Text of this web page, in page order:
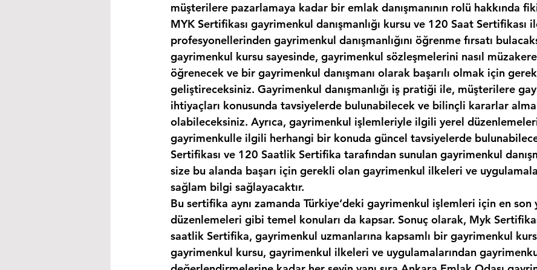
müşterilere pazarlamaya kadar bir emlak danışmanının rolü hakkında
MYK Sertifikası gayrimenkul danışmanlığı kursu ve 120 Saat Sertifikası
profesyonellerinden gayrimenkul danışmanlığını öğrenme fırsatı
gayrimenkul kursu sayesinde, gayrimenkul sözleşmelerini nasıl
öğrenecek ve bir gayrimenkul danışmanı olarak başarılı olmak için
geliştireceksiniz. Gayrimenkul danışmanlığı iş pratiği ile, müşterilere
ihtiyaçları konusunda tavsiyelerde bulunabilecek ve bilinçli kararlar
olabileceksiniz. Ayrıca, gayrimenkul işlemleriyle ilgili yerel
gayrimenkulle ilgili herhangi bir konuda güncel tavsiyelerde
Sertifikası ve 120 Saatlik Sertifika tarafından sunulan gayrimenkul
size bu alanda başarı için gerekli olan gayrimenkul ilkeleri ve
sağlam bilgi sağlayacaktır.
Bu sertifika aynı zamanda Türkiye‘deki gayrimenkul işlemleri için en son
düzenlemeleri gibi temel konuları da kapsar. Sonuç olarak, Myk
saatlik Sertifika, gayrimenkul uzmanlarına kapsamlı bir gayrimenkul
gayrimenkul kursu, gayrimenkul ilkeleri ve uygulamalarından